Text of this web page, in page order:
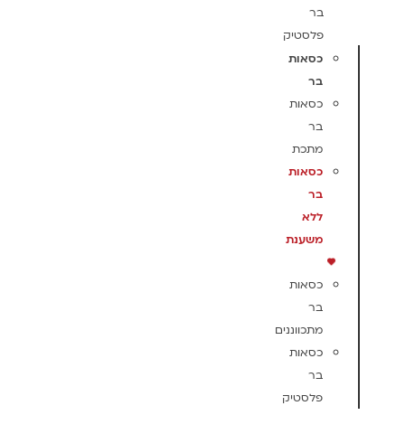
בר
פלסטיק
כסאות
בר
כסאות
בר
מתכת
כסאות
בר
ללא
משענת
כסאות
בר
מתכווננים
כסאות
בר
פלסטיק